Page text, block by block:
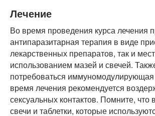
Лечение
Во время проведения курса лечения
антипаразитарная терапия в виде
лекарственных препаратов, так и
использованием мазей и свечей.
потребоваться
время лечения рекомендуется
сексуальных контактов. Помните, что
свечи и таблетки, которые